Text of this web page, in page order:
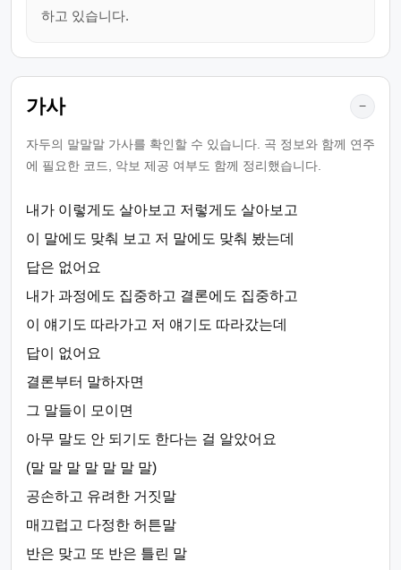
하고 있습니다.
가사 −
자두의 말말말 가사를 확인할 수 있습니다. 곡 정보와 함께 연주
에 필요한 코드, 악보 제공 여부도 함께 정리했습니다.
내가 이렇게도 살아보고 저렇게도 살아보고
이 말에도 맞춰 보고 저 말에도 맞춰 봤는데
답은 없어요
내가 과정에도 집중하고 결론에도 집중하고
이 얘기도 따라가고 저 얘기도 따라갔는데
답이 없어요
결론부터 말하자면
그 말들이 모이면
아무 말도 안 되기도 한다는 걸 알았어요
(말 말 말 말 말 말 말)
공손하고 유려한 거짓말
매끄럽고 다정한 허튼말
반은 맞고 또 반은 틀린 말